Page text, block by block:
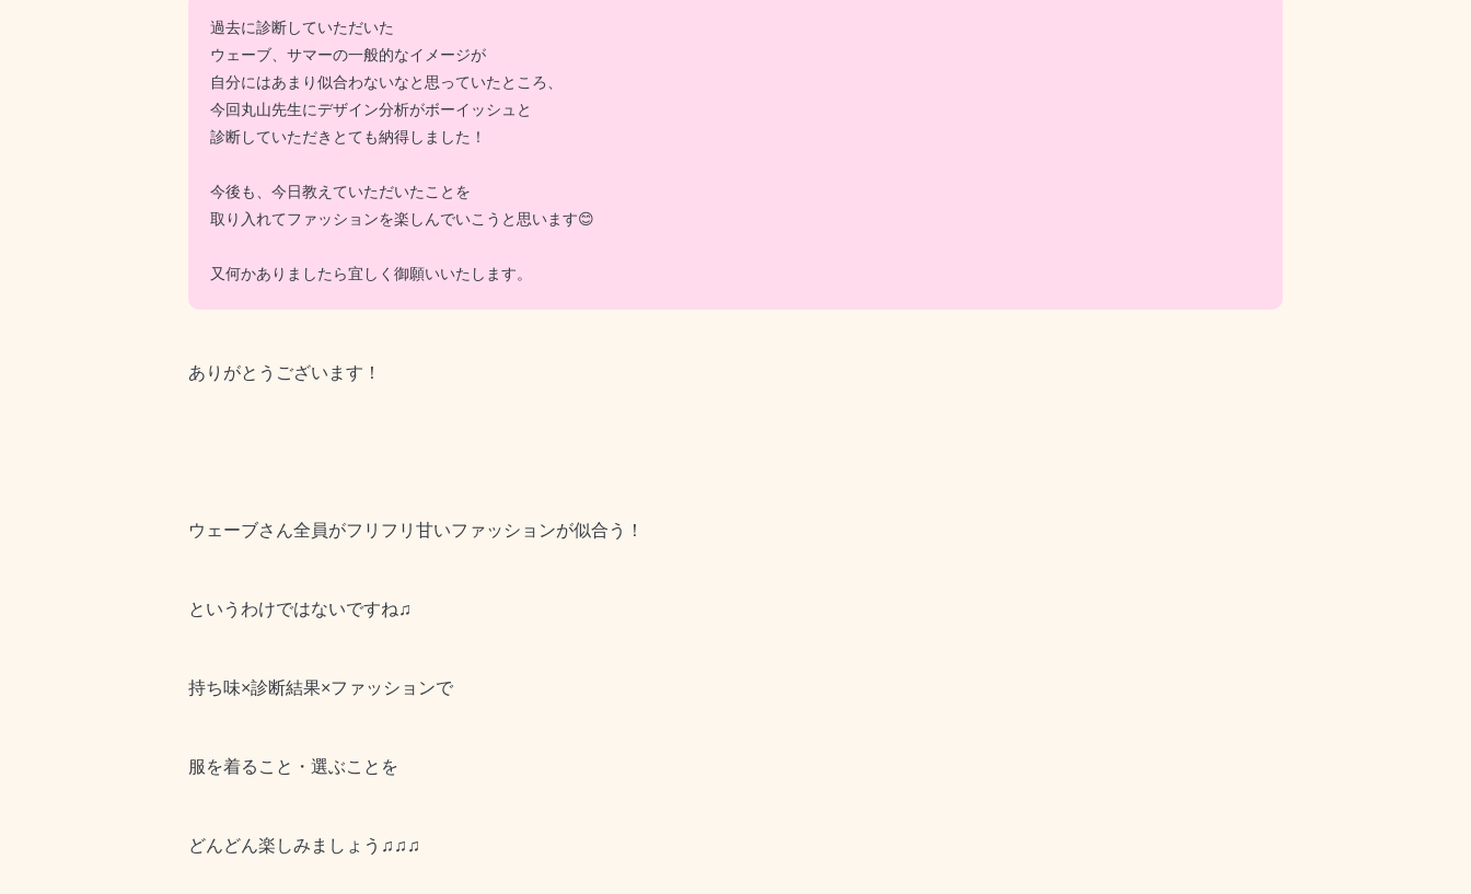
過去に診断していただいた
ウェーブ、サマーの一般的なイメージが
自分にはあまり似合わないなと思っていたところ、
今回丸山先生にデザイン分析がボーイッシュと
診断していただきとても納得しました！
今後も、今日教えていただいたことを
取り入れてファッションを楽しんでいこうと思います😊
又何かありましたら宜しく御願いいたします。
ありがとうございます！
ウェーブさん全員がフリフリ甘いファッションが似合う！
というわけではないですね♫
持ち味×診断結果×ファッションで
服を着ること・選ぶことを
どんどん楽しみましょう♫♫♫